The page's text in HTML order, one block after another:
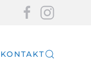
KONTAKT